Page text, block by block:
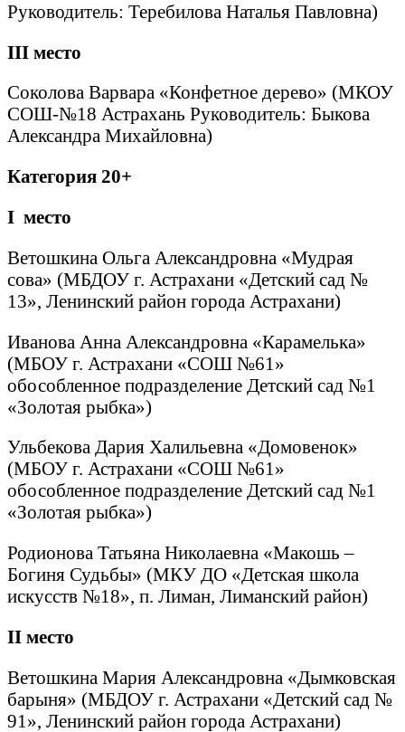
Руководитель: Теребилова Наталья Павловна)
III место
Соколова Варвара «Конфетное дерево» (МКОУ
СОШ-№18 Астрахань Руководитель: Быкова
Александра Михайловна)
Категория 20+
I место
Ветошкина Ольга Александровна «Мудрая
сова» (МБДОУ г. Астрахани «Детский сад №
13», Ленинский район города Астрахани)
Иванова Анна Александровна «Карамелька»
(МБОУ г. Астрахани «СОШ №61»
обособленное подразделение Детский сад №1
«Золотая рыбка»)
Ульбекова Дария Халильевна «Домовенок»
(МБОУ г. Астрахани «СОШ №61»
обособленное подразделение Детский сад №1
«Золотая рыбка»)
Родионова Татьяна Николаевна «Макошь –
Богиня Судьбы» (МКУ ДО «Детская школа
искусств №18», п. Лиман, Лиманский район)
II место
Ветошкина Мария Александровна «Дымковская
барыня» (МБДОУ г. Астрахани «Детский сад №
91», Ленинский район города Астрахани)